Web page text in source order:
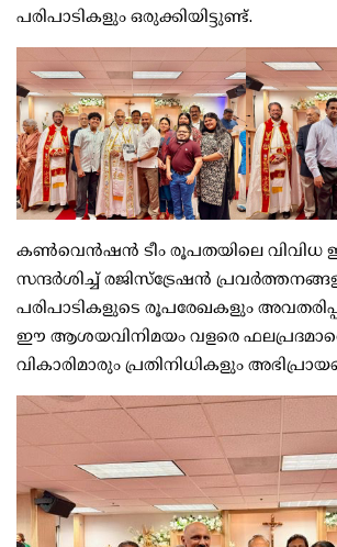
പരിപാടികളും ഒരുക്കിയിട്ടുണ്ട്.
കൺവെൻഷൻ ടീം രൂപതയിലെ വിവിധ
സന്ദർശിച്ച് രജിസ്ട്രേഷൻ
പരിപാടികളുടെ രൂപരേഖകളും
ഈ ആശയവിനിമയം വളരെ
വികാരിമാരും പ്രതിനിധികളും